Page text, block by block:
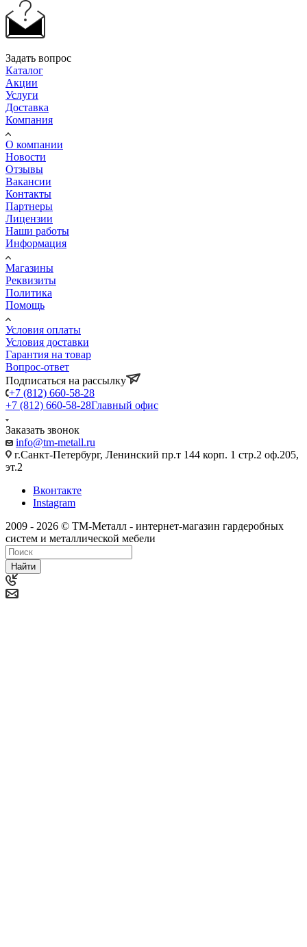
Задать вопрос
Каталог
Акции
Услуги
Доставка
Компания
О компании
Новости
Отзывы
Вакансии
Контакты
Партнеры
Лицензии
Наши работы
Информация
Магазины
Реквизиты
Политика
Помощь
Условия оплаты
Условия доставки
Гарантия на товар
Вопрос-ответ
Подписаться на рассылку
+7 (812) 660-58-28
+7 (812) 660-58-28Главный офис
Заказать звонок
info@tm-metall.ru
г.Санкт-Петербург, Ленинский пр.т 144 корп. 1 стр.2 оф.205,
эт.2
Вконтакте
Instagram
2009 - 2026 © ТМ-Металл - интернет-магазин гардеробных
систем и металлической мебели
Найти